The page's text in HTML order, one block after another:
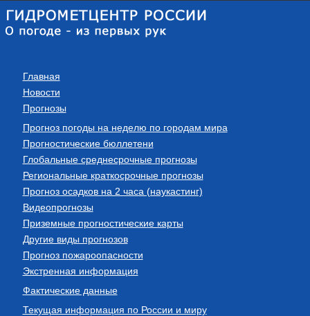
Главная
Новости
Прогнозы
Прогноз погоды на неделю по городам мира
Прогностические бюллетени
Глобальные среднесрочные прогнозы
Региональные краткосрочные прогнозы
Прогноз осадков на 2 часа (наукастинг)
Видеопрогнозы
Приземные прогностические карты
Другие виды прогнозов
Прогноз пожароопасности
Экстренная информация
Фактические данные
Текущая информация по России и миру